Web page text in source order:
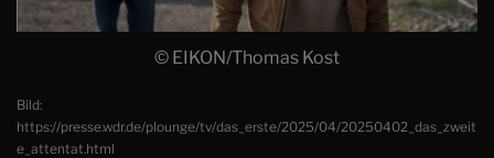
© EIKON/Thomas Kost
Bild:
https://presse.wdr.de/plounge/tv/das_erste/2025/04/20250402_das_zweit
e_attentat.html